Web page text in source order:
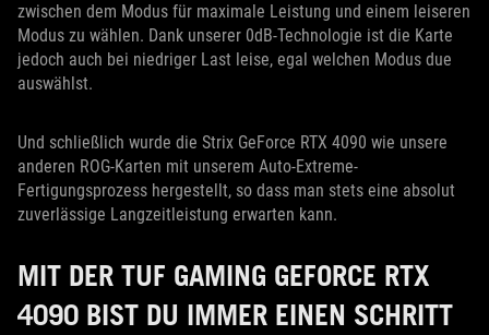
zwischen dem Modus für maximale Leistung und einem leiseren
Modus zu wählen. Dank unserer 0dB-Technologie ist die Karte
jedoch auch bei niedriger Last leise, egal welchen Modus due
auswählst.
Und schließlich wurde die Strix GeForce RTX 4090 wie unsere
anderen ROG-Karten mit unserem Auto-Extreme-
Fertigungsprozess hergestellt, so dass man stets eine absolut
zuverlässige Langzeitleistung erwarten kann.
MIT DER TUF GAMING GEFORCE RTX
4090 BIST DU IMMER EINEN SCHRITT